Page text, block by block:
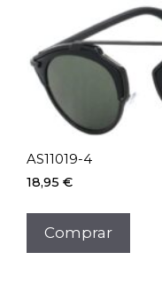
AS11019-4
18,95 €
Comprar